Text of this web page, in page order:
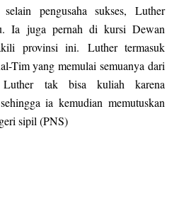
pengusaha sukses, Luther
Ia juga pernah di kursi Dewan
provinsi ini. Luther termasuk
Tim yang memulai semuanya dari
tak bisa kuliah karena
ia kemudian memutuskan
sipil (PNS)